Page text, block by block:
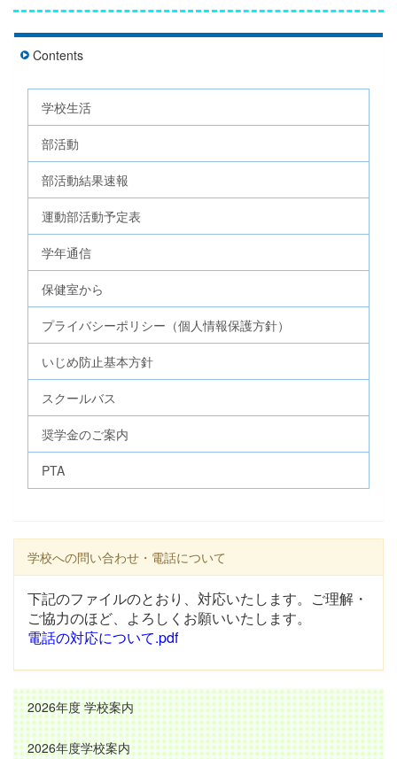
Contents
学校生活
部活動
部活動結果速報
運動部活動予定表
学年通信
保健室から
プライバシーポリシー（個人情報保護方針）
いじめ防止基本方針
スクールバス
奨学金のご案内
PTA
学校への問い合わせ・電話について
下記のファイルのとおり、対応いたします。ご理解・
ご協力のほど、よろしくお願いいたします。
電話の対応について.pdf
2026年度 学校案内
2026年度学校案内